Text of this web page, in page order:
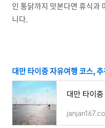
인 통닭까지 맛본다면 휴식과
니다.
대만 타이중 자유여행 코스,